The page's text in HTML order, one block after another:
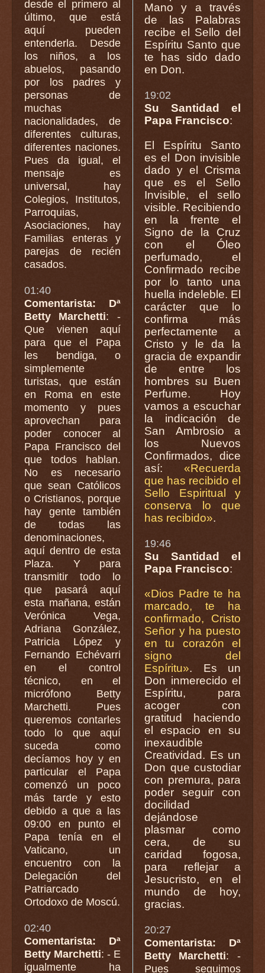
desde el primero al
último, que está
aquí pueden
entenderla. Desde
los niños, a los
abuelos, pasando
por los padres y
personas de
muchas
nacionalidades, de
diferentes culturas,
diferentes naciones.
Pues da igual, el
mensaje es
universal, hay
Colegios, Institutos,
Parroquias,
Asociaciones, hay
Familias enteras y
parejas de recién
casados.
01:40
Comentarista: Dª
Betty Marchetti: -
Que vienen aquí
para que el Papa
les bendiga, o
simplemente
turistas, que están
en Roma en este
momento y pues
aprovechan para
poder conocer al
Papa Francisco del
que todos hablan.
No es necesario
que sean Católicos
o Cristianos, porque
hay gente también
de todas las
denominaciones,
aquí dentro de esta
Plaza. Y para
transmitir todo lo
que pasará aquí
esta mañana, están
Verónica Vega,
Adriana González,
Patricia López y
Fernando Echévarri
en el control
técnico, en el
micrófono Betty
Marchetti. Pues
queremos contarles
todo lo que aquí
suceda como
decíamos hoy y en
particular el Papa
comenzó un poco
más tarde y esto
debido a que a las
09:00 en punto el
Papa tenía en el
Vaticano, un
encuentro con la
Delegación del
Patriarcado
Ortodoxo de Moscú.
02:40
Comentarista: Dª
Betty Marchetti: - E
igualmente ha
Mano y a través
de las Palabras
recibe el Sello del
Espíritu Santo que
te has sido dado
en Don.
19:02
Su Santidad el
Papa Francisco:
El Espíritu Santo
es el Don invisible
dado y el Crisma
que es el Sello
Invisible, el sello
visible. Recibiendo
en la frente el
Signo de la Cruz
con el Óleo
perfumado, el
Confirmado recibe
por lo tanto una
huella indeleble. El
carácter que lo
confirma más
perfectamente a
Cristo y le da la
gracia de expandir
de entre los
hombres su Buen
Perfume. Hoy
vamos a escuchar
la indicación de
San Ambrosio a
los Nuevos
Confirmados, dice
así: «Recuerda
que has recibido el
Sello Espiritual y
conserva lo que
has recibido».
19:46
Su Santidad el
Papa Francisco:
«Dios Padre te ha
marcado, te ha
confirmado, Cristo
Señor y ha puesto
en tu corazón el
signo del
Espíritu». Es un
Don inmerecido el
Espíritu, para
acoger con
gratitud haciendo
el espacio en su
inexaudible
Creatividad. Es un
Don que custodiar
con premura, para
poder seguir con
docilidad
dejándose
plasmar como
cera, de su
caridad fogosa,
para reflejar a
Jesucristo, en el
mundo de hoy,
gracias.
20:27
Comentarista: Dª
Betty Marchetti: -
Pues seguimos